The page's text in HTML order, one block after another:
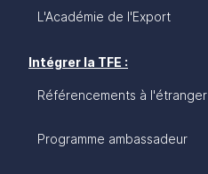
L'Académie de l'Export
Intégrer la TFE :
Référencements à l'étranger
Programme ambassadeur